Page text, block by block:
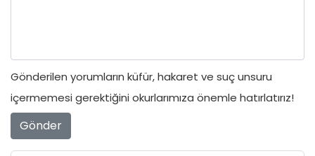
Gönderilen yorumların küfür, hakaret ve suç unsuru
içermemesi gerektiğini okurlarımıza önemle hatırlatırız!
Gönder